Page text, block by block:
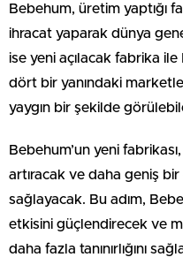
Bebehum, üretim yaptığı
ihracat yaparak dünya
ise yeni açılacak fabrika
dört bir yanındaki
yaygın bir şekilde
Bebehum’un yeni
artıracak ve daha geniş
sağlayacak. Bu adım,
etkisini güçlendirecek ve
daha fazla tanınırlığını